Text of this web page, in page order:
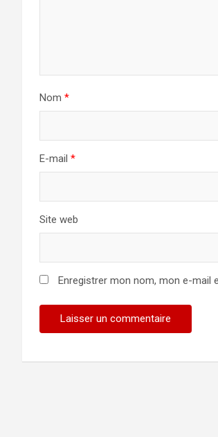
Nom *
E-mail *
Site web
Enregistrer mon nom, mon e-mail